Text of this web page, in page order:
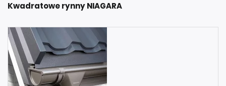
Kwadratowe rynny NIAGARA